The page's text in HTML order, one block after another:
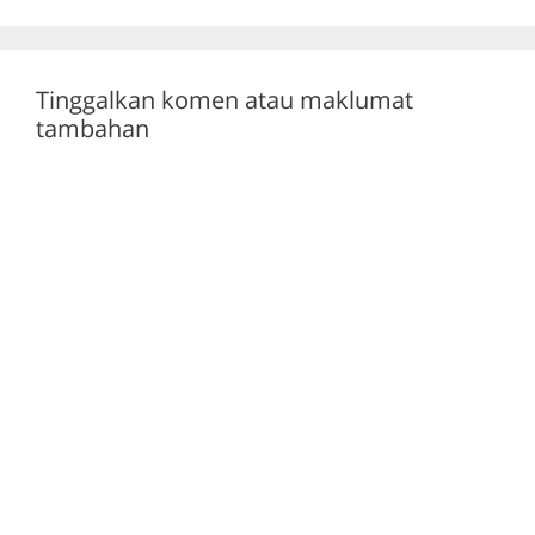
Tinggalkan komen atau maklumat
tambahan